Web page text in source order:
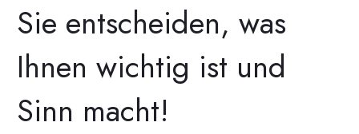
Sie entscheiden, was
Ihnen wichtig ist und
Sinn macht!